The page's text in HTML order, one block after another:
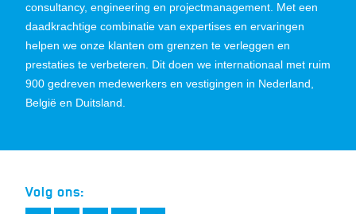
consultancy, engineering en projectmanagement. Met een
daadkrachtige combinatie van expertises en ervaringen
helpen we onze klanten om grenzen te verleggen en
prestaties te verbeteren. Dit doen we internationaal met ruim
900 gedreven medewerkers en vestigingen in Nederland,
België en Duitsland.
Volg ons: